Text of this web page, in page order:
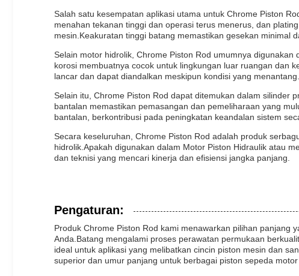
Salah satu kesempatan aplikasi utama untuk Chrome Piston
menahan tekanan tinggi dan operasi terus menerus, dan
mesin.Keakuratan tinggi batang memastikan gesekan minimal
Selain motor hidrolik, Chrome Piston Rod umumnya
korosi membuatnya cocok untuk lingkungan luar ruangan dan
lancar dan dapat diandalkan meskipun kondisi yang menantang.
Selain itu, Chrome Piston Rod dapat ditemukan dalam silinder
bantalan memastikan pemasangan dan pemeliharaan yang
bantalan, berkontribusi pada peningkatan keandalan sistem
Secara keseluruhan, Chrome Piston Rod adalah produk
hidrolik.Apakah digunakan dalam Motor Piston Hidraulik atau
dan teknisi yang mencari kinerja dan efisiensi jangka panjang.
Pengaturan:
Produk Chrome Piston Rod kami menawarkan pilihan panjang
Anda.Batang mengalami proses perawatan permukaan
ideal untuk aplikasi yang melibatkan cincin piston mesin dan
superior dan umur panjang untuk berbagai piston sepeda